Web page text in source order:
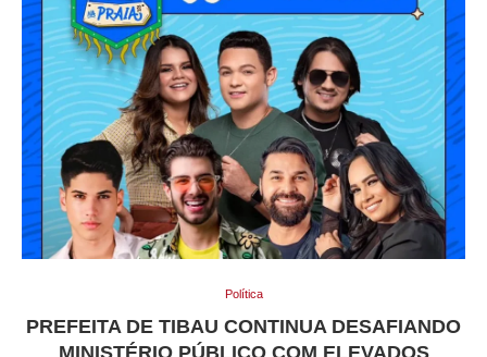
Política
PREFEITA DE TIBAU CONTINUA DESAFIANDO